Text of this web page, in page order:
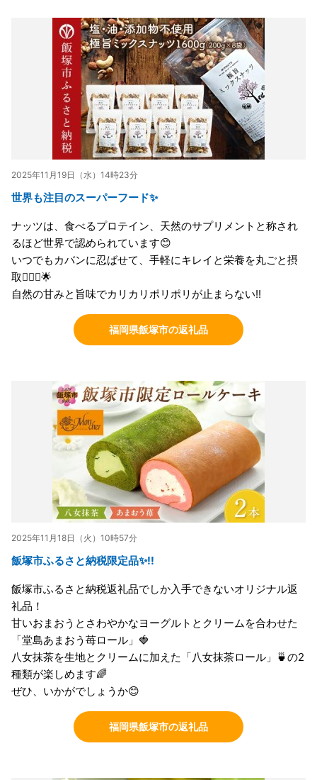
2025年11月19日（水）14時23分
世界も注目のスーパーフード✨
ナッツは、食べるプロテイン、天然のサプリメントと称され
るほど世界で認められています😊
いつでもカバンに忍ばせて、手軽にキレイと栄養を丸ごと摂
取🙆🏻‍♀️🌟
自然の甘みと旨味でカリカリポリポリが止まらない!!
福岡県飯塚市の返礼品
2025年11月18日（火）10時57分
飯塚市ふるさと納税限定品✨!!
飯塚市ふるさと納税返礼品でしか入手できないオリジナル返
礼品！
甘いおまおうとさわやかなヨーグルトとクリームを合わせた
「堂島あまおう苺ロール」🍓
八女抹茶を生地とクリームに加えた「八女抹茶ロール」🍵の2
種類が楽しめます🌈
ぜひ、いかがでしょうか😊
福岡県飯塚市の返礼品